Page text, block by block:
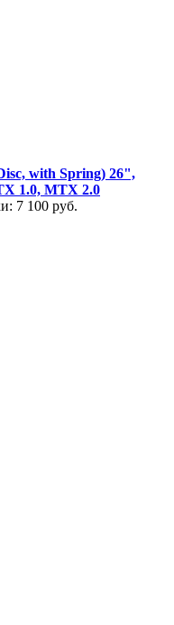
with Spring) 26",
1.0, MTX 2.0
7 100 руб.